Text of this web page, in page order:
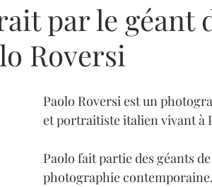
par le géant
Roversi
Paolo Roversi est un
et portraitiste italien vivant à
Paolo fait partie des géants
photographie